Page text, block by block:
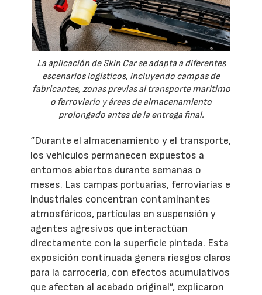
La aplicación de Skin Car se adapta a diferentes
escenarios logísticos, incluyendo campas de
fabricantes, zonas previas al transporte marítimo
o ferroviario y áreas de almacenamiento
prolongado antes de la entrega final.
“Durante el almacenamiento y el transporte,
los vehículos permanecen expuestos a
entornos abiertos durante semanas o
meses. Las campas portuarias, ferroviarias e
industriales concentran contaminantes
atmosféricos, partículas en suspensión y
agentes agresivos que interactúan
directamente con la superficie pintada. Esta
exposición continuada genera riesgos claros
para la carrocería, con efectos acumulativos
que afectan al acabado original”, explicaron